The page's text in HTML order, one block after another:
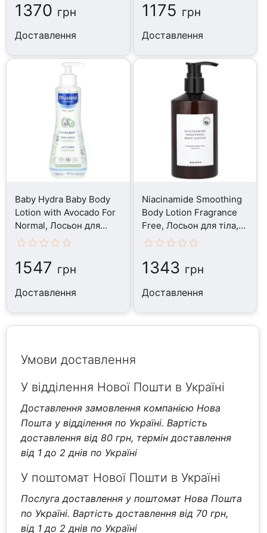
1370 грн
Доставлення
1175 грн
Доставлення
Baby Hydra Baby Body
Lotion with Avocado For
Normal, Лосьон для
тіла, 300 мл
1547 грн
Доставлення
Niacinamide Smoothing
Body Lotion Fragrance
Free, Лосьон для тіла,
300 мл
1343 грн
Доставлення
Умови доставлення
У відділення Нової Пошти в Україні
Доставлення замовлення компанією Нова
Пошта у відділення по Україні. Вартість
доставлення від 80 грн, термін доставлення
від 1 до 2 днів по Україні
У поштомат Нової Пошти в Україні
Послуга доставлення у поштомат Нова Пошта
по Україні. Вартість доставлення від 70 грн,
від 1 до 2 днів по Україні